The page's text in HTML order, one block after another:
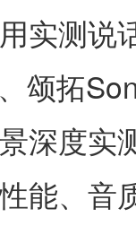
实测说
颂拓
深度实
能、音